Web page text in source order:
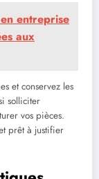
entreprise
aux
et conservez les
solliciter
vos pièces.
prêt à justifier